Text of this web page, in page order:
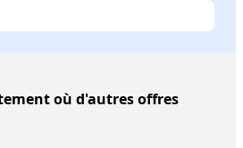
où d'autres offres